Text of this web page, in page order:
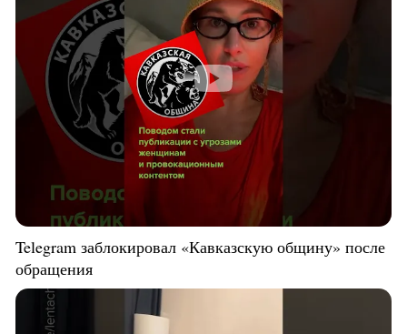
Telegram заблокировал «Кавказскую общину» после
обращения